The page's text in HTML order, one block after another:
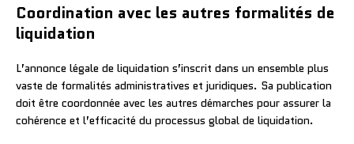
Coordination avec les autres formalités de
liquidation
L’annonce légale de liquidation s’inscrit dans un ensemble plus
vaste de formalités administratives et juridiques. Sa publication
doit être coordonnée avec les autres démarches pour assurer la
cohérence et l’efficacité du processus global de liquidation.